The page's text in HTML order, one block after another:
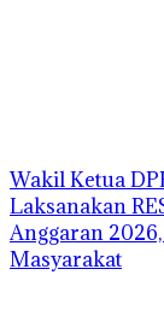
Wakil Ketua
Laksanakan
Anggaran
Masyarakat